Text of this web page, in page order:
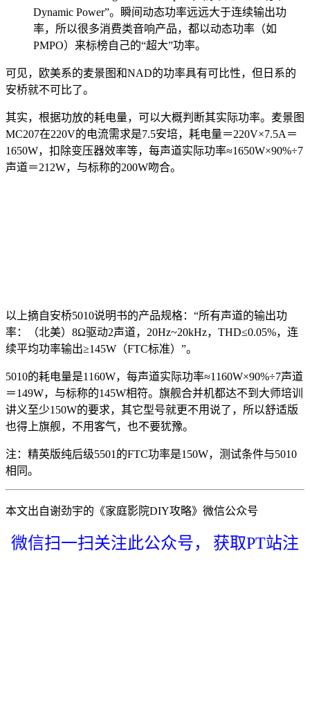
Dynamic Power”。瞬间动态功率远远大于连续输出功
率，所以很多消费类音响产品，都以动态功率（如
PMPO）来标榜自己的“超大”功率。
可见，欧美系的麦景图和NAD的功率具有可比性，但日系的
安桥就不可比了。
其实，根据功放的耗电量，可以大概判断其实际功率。麦景图
MC207在220V的电流需求是7.5安培，耗电量＝220V×7.5A＝
1650W，扣除变压器效率等，每声道实际功率≈1650W×90%÷7
声道＝212W，与标称的200W吻合。
以上摘自安桥5010说明书的产品规格：“所有声道的输出功
率：（北美）8Ω驱动2声道，20Hz~20kHz，THD≤0.05%，连
续平均功率输出≥145W（FTC标准）”。
5010的耗电量是1160W，每声道实际功率≈1160W×90%÷7声道
＝149W，与标称的145W相符。旗舰合并机都达不到大师培训
讲义至少150W的要求，其它型号就更不用说了，所以舒适版
也得上旗舰，不用客气，也不要犹豫。
注：精英版纯后级5501的FTC功率是150W，测试条件与5010
相同。
本文出自谢劲宇的《家庭影院DIY攻略》微信公众号
微信扫一扫关注此公众号， 获取PT站注